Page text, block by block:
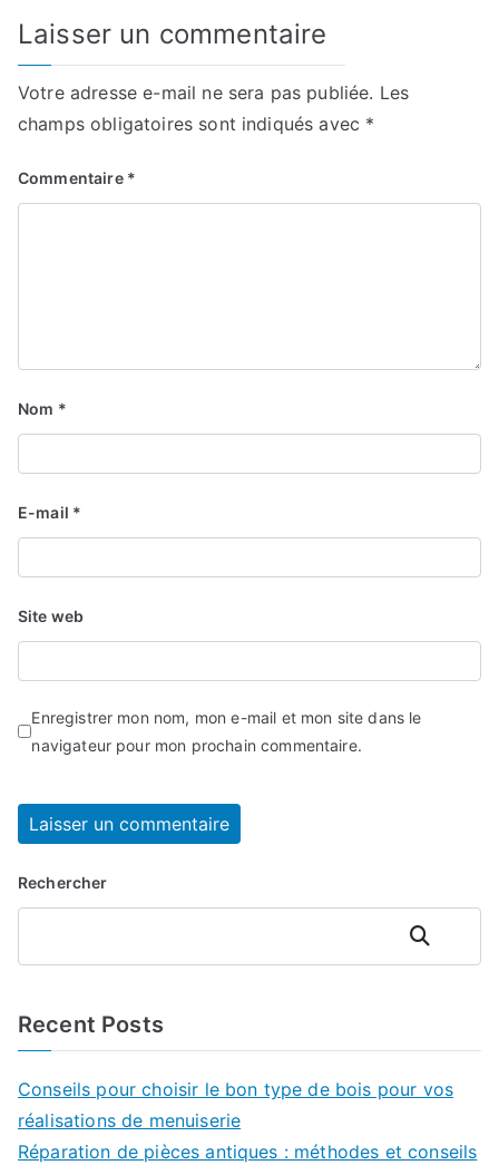
Laisser un commentaire
Votre adresse e-mail ne sera pas publiée. Les
champs obligatoires sont indiqués avec *
Commentaire *
Nom *
E-mail *
Site web
Enregistrer mon nom, mon e-mail et mon site dans le
navigateur pour mon prochain commentaire.
Rechercher
Rechercher
Recent Posts
Conseils pour choisir le bon type de bois pour vos
réalisations de menuiserie
Réparation de pièces antiques : méthodes et conseils